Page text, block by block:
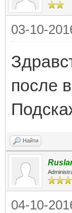
03-10-
после
Найти
04-10-